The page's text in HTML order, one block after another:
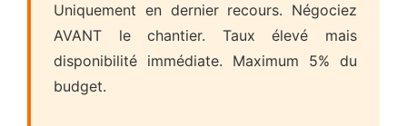
Uniquement en dernier recours. Négociez
AVANT le chantier. Taux élevé mais
disponibilité immédiate. Maximum 5% du
budget.